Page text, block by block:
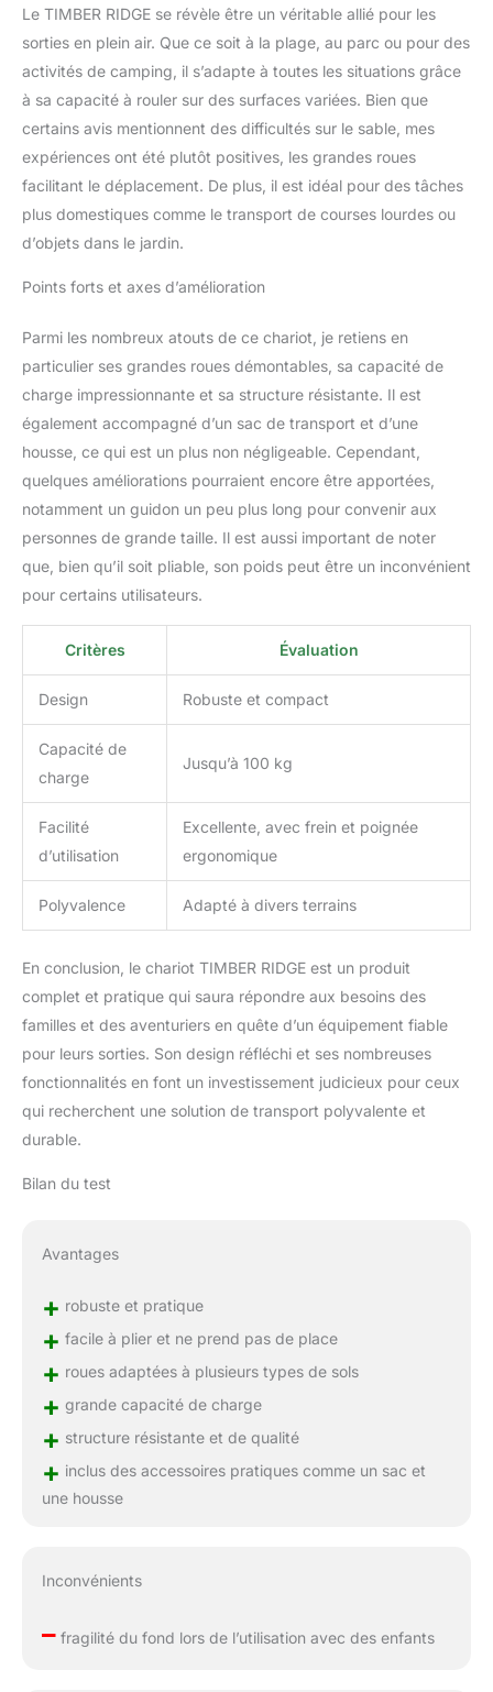
le camping, les courses,
le jardinage, le transport
d'animaux de
compagnie, etc.
Disponible en trois
couleurs avec de
grandes roues
et Soutien: Nous nous
concentrons depuis plus
développement de
chaque produit TIMBER
RIDGE est conçu par un
ingénieur professionnel.
Nous sommes toujours
prêts à répondre à vos
questions.
Le TIMBER RIDGE se révèle être un véritable allié pour les
sorties en plein air. Que ce soit à la plage, au parc ou pour des
activités de camping, il s’adapte à toutes les situations grâce
à sa capacité à rouler sur des surfaces variées. Bien que
certains avis mentionnent des difficultés sur le sable, mes
expériences ont été plutôt positives, les grandes roues
facilitant le déplacement. De plus, il est idéal pour des tâches
plus domestiques comme le transport de courses lourdes ou
d’objets dans le jardin.
Points forts et axes d’amélioration
Parmi les nombreux atouts de ce chariot, je retiens en
particulier ses grandes roues démontables, sa capacité de
charge impressionnante et sa structure résistante. Il est
également accompagné d’un sac de transport et d’une
housse, ce qui est un plus non négligeable. Cependant,
quelques améliorations pourraient encore être apportées,
notamment un guidon un peu plus long pour convenir aux
personnes de grande taille. Il est aussi important de noter
que, bien qu’il soit pliable, son poids peut être un inconvénient
pour certains utilisateurs.
Critères Évaluation
Design Robuste et compact
Capacité de
charge
Jusqu’à 100 kg
Facilité
d’utilisation
Excellente, avec frein et poignée
ergonomique
Polyvalence Adapté à divers terrains
En conclusion, le chariot TIMBER RIDGE est un produit
complet et pratique qui saura répondre aux besoins des
familles et des aventuriers en quête d’un équipement fiable
pour leurs sorties. Son design réfléchi et ses nombreuses
fonctionnalités en font un investissement judicieux pour ceux
qui recherchent une solution de transport polyvalente et
durable.
Bilan du test
Avantages
+ robuste et pratique
+ facile à plier et ne prend pas de place
+ roues adaptées à plusieurs types de sols
+ grande capacité de charge
+ structure résistante et de qualité
+ inclus des accessoires pratiques comme un sac et
une housse
Inconvénients
–fragilité du fond lors de l’utilisation avec des enfants